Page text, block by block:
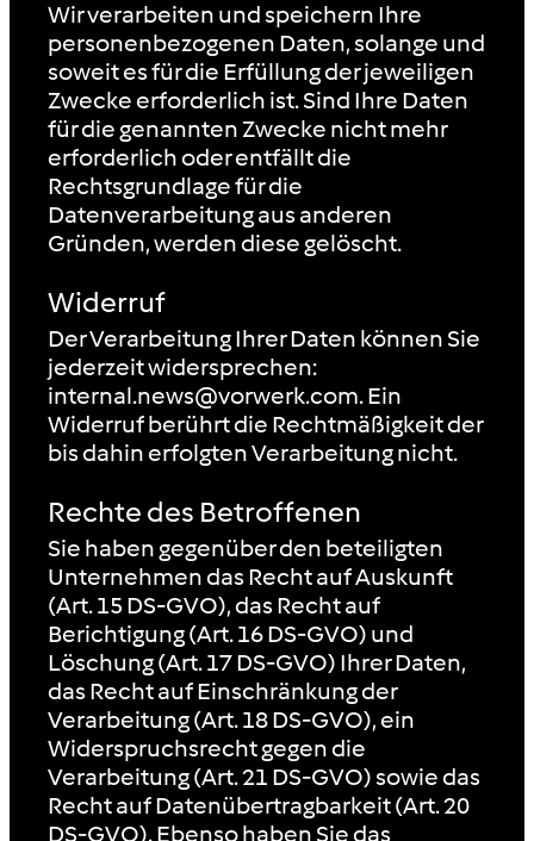
Wir verarbeiten und speichern Ihre
personenbezogenen Daten, solange und
soweit es für die Erfüllung der jeweiligen
Zwecke erforderlich ist. Sind Ihre Daten
für die genannten Zwecke nicht mehr
erforderlich oder entfällt die
Rechtsgrundlage für die
Datenverarbeitung aus anderen
Gründen, werden diese gelöscht.
Widerruf
Der Verarbeitung Ihrer Daten können Sie
jederzeit widersprechen:
internal.news@vorwerk.com. Ein
Widerruf berührt die Rechtmäßigkeit der
bis dahin erfolgten Verarbeitung nicht.
Rechte des Betroffenen
Sie haben gegenüber den beteiligten
Unternehmen das Recht auf Auskunft
(Art. 15 DS-GVO), das Recht auf
Berichtigung (Art. 16 DS-GVO) und
Löschung (Art. 17 DS-GVO) Ihrer Daten,
das Recht auf Einschränkung der
Verarbeitung (Art. 18 DS-GVO), ein
Widerspruchsrecht gegen die
Verarbeitung (Art. 21 DS-GVO) sowie das
Recht auf Datenübertragbarkeit (Art. 20
DS-GVO). Ebenso haben Sie das